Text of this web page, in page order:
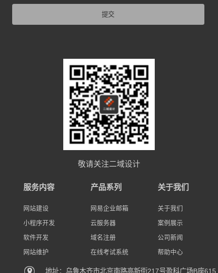
提交
敬请关注二域设计
服务内容
网站建设
小程序开发
软件开发
网站维护
产品系列
网易企业邮箱
云服务器
域名注册
在线考试系统
关于我们
关于我们
案例展示
公司新闻
帮助中心
地址：乌鲁木齐市北京南路高新街217号盈科广场B座615